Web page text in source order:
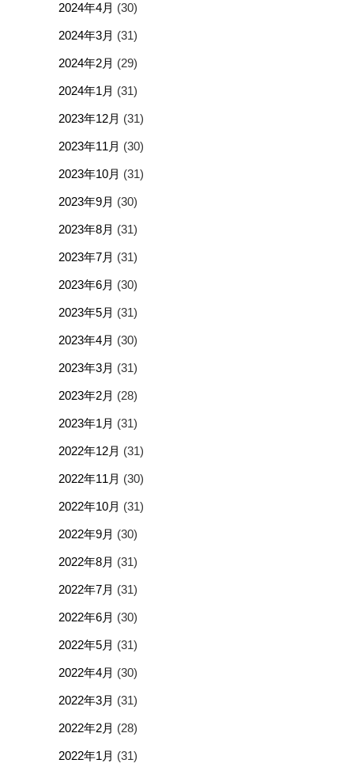
2024年4月 (30)
2024年3月 (31)
2024年2月 (29)
2024年1月 (31)
2023年12月 (31)
2023年11月 (30)
2023年10月 (31)
2023年9月 (30)
2023年8月 (31)
2023年7月 (31)
2023年6月 (30)
2023年5月 (31)
2023年4月 (30)
2023年3月 (31)
2023年2月 (28)
2023年1月 (31)
2022年12月 (31)
2022年11月 (30)
2022年10月 (31)
2022年9月 (30)
2022年8月 (31)
2022年7月 (31)
2022年6月 (30)
2022年5月 (31)
2022年4月 (30)
2022年3月 (31)
2022年2月 (28)
2022年1月 (31)